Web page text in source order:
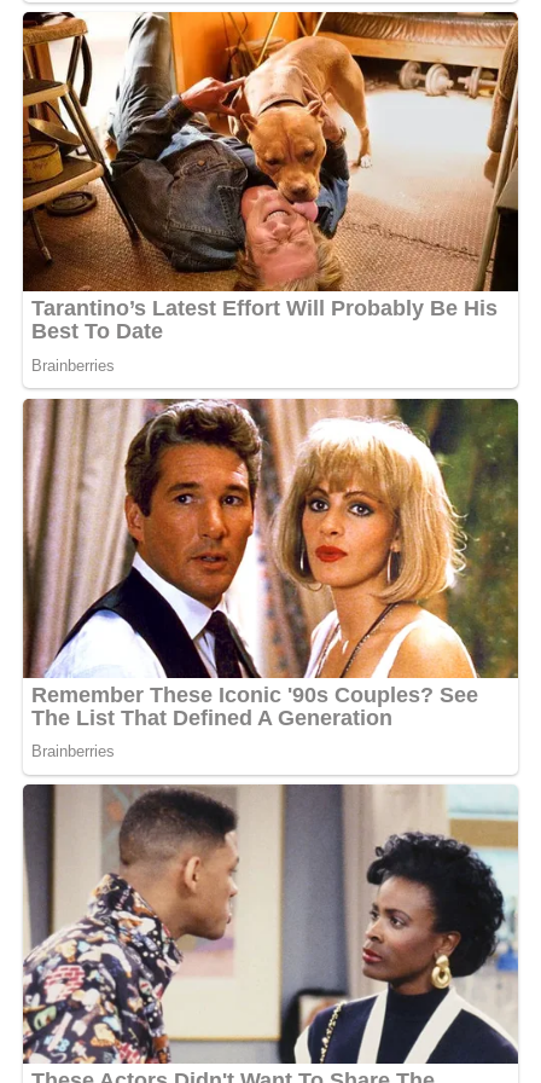
la poussière, il retire le pauvre, du fumier, il relève
l’indigent, pour les faire asseoir avec les grands« , a-t-elle
rappelé.
Loin de se contenter d’un message de circonstance, elle
a conclu son intervention par une note d’espérance :
«Vous y êtes. Nous comptons sur vous pour prendre soin
de cette nation, du mieux que vous pouvez. Pensez à tout
le monde dans les différents secteurs. »
Le message de la comédienne, très suivie sur les
plateformes numériques, résonne comme un écho
populaire à l’heure où les regards se tournent vers la
nouvelle gouvernance, entre attentes sociales et
promesses de renouveau.
MOTS-CLÉS : UNE